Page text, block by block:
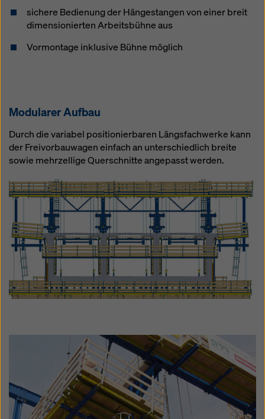
sichere Bedienung der Hängestangen von einer breit
dimensionierten Arbeitsbühne aus
Vormontage inklusive Bühne möglich
Modularer Aufbau
Durch die variabel positionierbaren Längsfachwerke kann
der Freivorbauwagen einfach an unterschiedlich breite
sowie mehrzellige Querschnitte angepasst werden.